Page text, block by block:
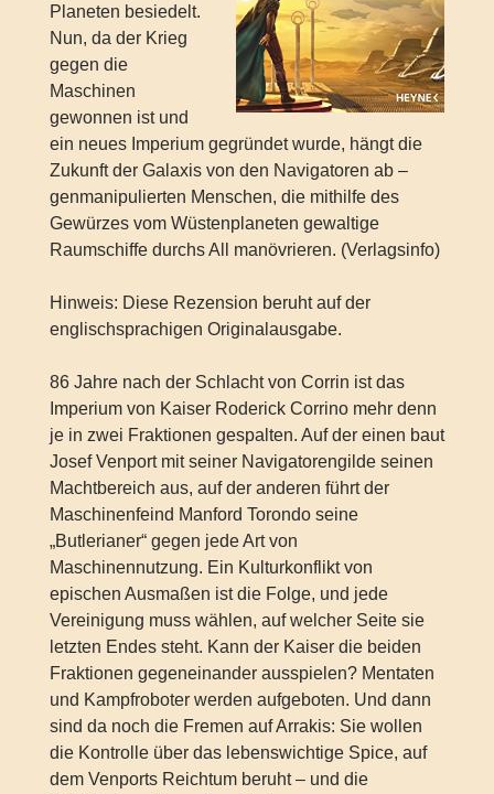
Planeten besiedelt.
Nun, da der Krieg
gegen die
Maschinen
gewonnen ist und
ein neues Imperium gegründet wurde, hängt die
Zukunft der Galaxis von den Navigatoren ab –
genmanipulierten Menschen, die mithilfe des
Gewürzes vom Wüstenplaneten gewaltige
Raumschiffe durchs All manövrieren. (Verlagsinfo)
Hinweis: Diese Rezension beruht auf der
englischsprachigen Originalausgabe.
86 Jahre nach der Schlacht von Corrin ist das
Imperium von Kaiser Roderick Corrino mehr denn
je in zwei Fraktionen gespalten. Auf der einen baut
Josef Venport mit seiner Navigatorengilde seinen
Machtbereich aus, auf der anderen führt der
Maschinenfeind Manford Torondo seine
„Butlerianer“ gegen jede Art von
Maschinennutzung. Ein Kulturkonflikt von
epischen Ausmaßen ist die Folge, und jede
Vereinigung muss wählen, auf welcher Seite sie
letzten Endes steht. Kann der Kaiser die beiden
Fraktionen gegeneinander ausspielen? Mentaten
und Kampfroboter werden aufgeboten. Und dann
sind da noch die Fremen auf Arrakis: Sie wollen
die Kontrolle über das lebenswichtige Spice, auf
dem Venports Reichtum beruht – und die